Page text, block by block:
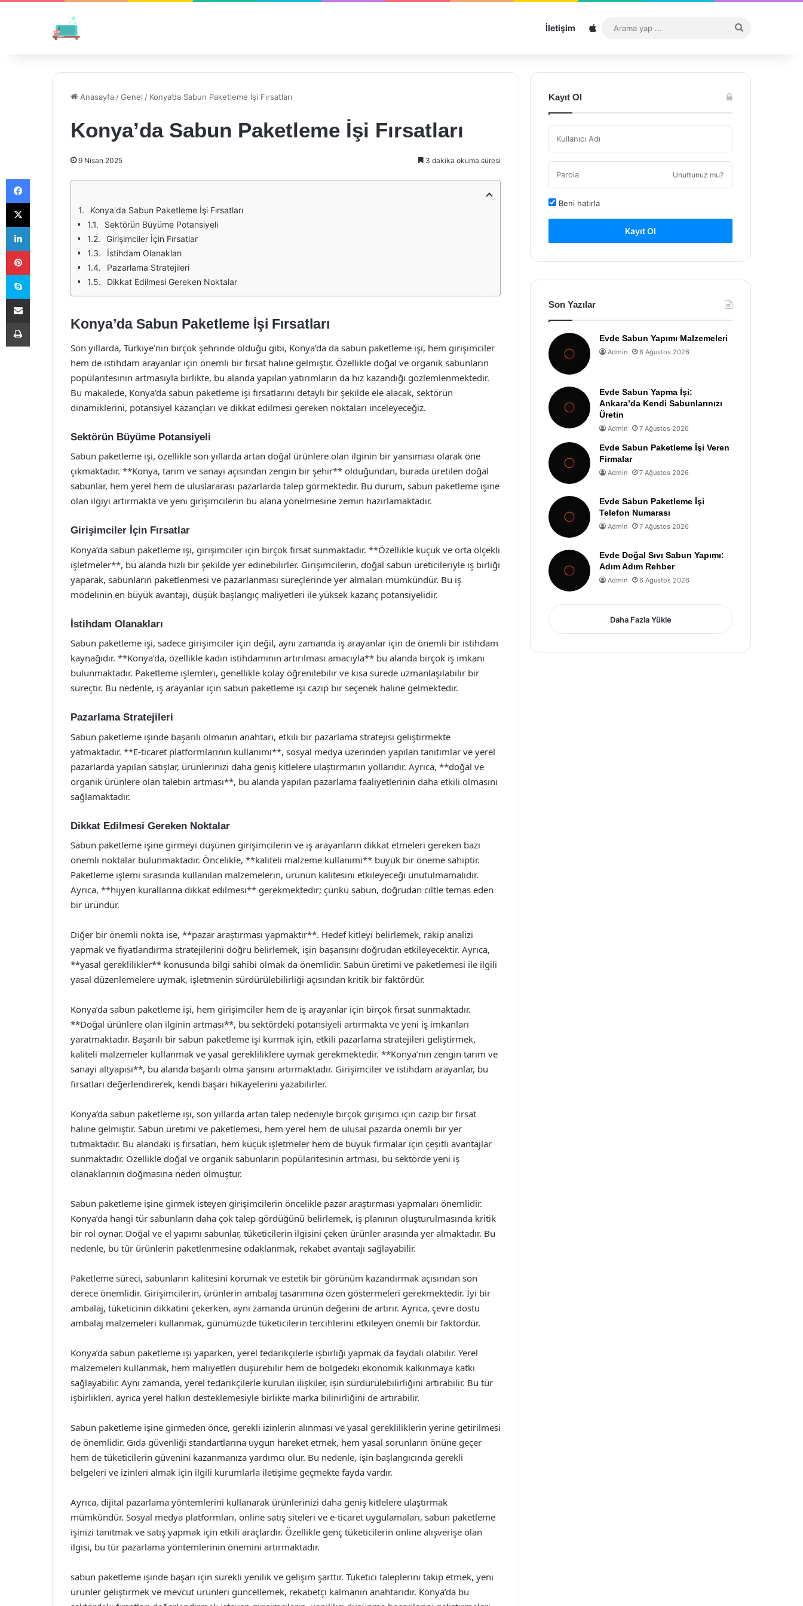
İletişim Sitemap
...
Anasayfa /Genel / Konya’da Sabun Paketleme İşi Fırsatları
Konya’da Sabun Paketleme İşi Fırsatları
9 Nisan 2025 3 dakika okuma süresi
Konya'da Sabun Paketleme İşi Fırsatları
Sektörün Büyüme Potansiyeli
Girişimciler İçin Fırsatlar
İstihdam Olanakları
Pazarlama Stratejileri
Dikkat Edilmesi Gereken Noktalar
Konya’da Sabun Paketleme İşi Fırsatları
Son yıllarda, Türkiye’nin birçok şehrinde olduğu gibi, Konya’da da sabun paketleme işi, hem girişimciler
hem de istihdam arayanlar için önemli bir fırsat haline gelmiştir. Özellikle doğal ve organik sabunların
popülaritesinin artmasıyla birlikte, bu alanda yapılan yatırımların da hız kazandığı gözlemlenmektedir.
Bu makalede, Konya’da sabun paketleme işi fırsatlarını detaylı bir şekilde ele alacak, sektörün
dinamiklerini, potansiyel kazançları ve dikkat edilmesi gereken noktaları inceleyeceğiz.
Sektörün Büyüme Potansiyeli
Sabun paketleme işi, özellikle son yıllarda artan doğal ürünlere olan ilginin bir yansıması olarak öne
çıkmaktadır. **Konya, tarım ve sanayi açısından zengin bir şehir** olduğundan, burada üretilen doğal
sabunlar, hem yerel hem de uluslararası pazarlarda talep görmektedir. Bu durum, sabun paketleme işine
olan ilgiyi artırmakta ve yeni girişimcilerin bu alana yönelmesine zemin hazırlamaktadır.
Girişimciler İçin Fırsatlar
Konya’da sabun paketleme işi, girişimciler için birçok fırsat sunmaktadır. **Özellikle küçük ve orta ölçekli
işletmeler**, bu alanda hızlı bir şekilde yer edinebilirler. Girişimcilerin, doğal sabun üreticileriyle iş birliği
yaparak, sabunların paketlenmesi ve pazarlanması süreçlerinde yer almaları mümkündür. Bu iş
modelinin en büyük avantajı, düşük başlangıç maliyetleri ile yüksek kazanç potansiyelidir.
İstihdam Olanakları
Sabun paketleme işi, sadece girişimciler için değil, aynı zamanda iş arayanlar için de önemli bir istihdam
kaynağıdır. **Konya’da, özellikle kadın istihdamının artırılması amacıyla** bu alanda birçok iş imkanı
bulunmaktadır. Paketleme işlemleri, genellikle kolay öğrenilebilir ve kısa sürede uzmanlaşılabilir bir
süreçtir. Bu nedenle, iş arayanlar için sabun paketleme işi cazip bir seçenek haline gelmektedir.
Pazarlama Stratejileri
Sabun paketleme işinde başarılı olmanın anahtarı, etkili bir pazarlama stratejisi geliştirmekte
yatmaktadır. **E-ticaret platformlarının kullanımı**, sosyal medya üzerinden yapılan tanıtımlar ve yerel
pazarlarda yapılan satışlar, ürünlerinizi daha geniş kitlelere ulaştırmanın yollarıdır. Ayrıca, **doğal ve
organik ürünlere olan talebin artması**, bu alanda yapılan pazarlama faaliyetlerinin daha etkili olmasını
sağlamaktadır.
Dikkat Edilmesi Gereken Noktalar
Sabun paketleme işine girmeyi düşünen girişimcilerin ve iş arayanların dikkat etmeleri gereken bazı
önemli noktalar bulunmaktadır. Öncelikle, **kaliteli malzeme kullanımı** büyük bir öneme sahiptir.
Paketleme işlemi sırasında kullanılan malzemelerin, ürünün kalitesini etkileyeceği unutulmamalıdır.
Ayrıca, **hijyen kurallarına dikkat edilmesi** gerekmektedir; çünkü sabun, doğrudan ciltle temas eden
bir üründür.
Diğer bir önemli nokta ise, **pazar araştırması yapmaktır**. Hedef kitleyi belirlemek, rakip analizi
yapmak ve fiyatlandırma stratejilerini doğru belirlemek, işin başarısını doğrudan etkileyecektir. Ayrıca,
**yasal gereklilikler** konusunda bilgi sahibi olmak da önemlidir. Sabun üretimi ve paketlemesi ile ilgili
yasal düzenlemelere uymak, işletmenin sürdürülebilirliği açısından kritik bir faktördür.
Konya’da sabun paketleme işi, hem girişimciler hem de iş arayanlar için birçok fırsat sunmaktadır.
**Doğal ürünlere olan ilginin artması**, bu sektördeki potansiyeli artırmakta ve yeni iş imkanları
yaratmaktadır. Başarılı bir sabun paketleme işi kurmak için, etkili pazarlama stratejileri geliştirmek,
kaliteli malzemeler kullanmak ve yasal gerekliliklere uymak gerekmektedir. **Konya’nın zengin tarım ve
sanayi altyapısı**, bu alanda başarılı olma şansını artırmaktadır. Girişimciler ve istihdam arayanlar, bu
fırsatları değerlendirerek, kendi başarı hikayelerini yazabilirler.
Konya’da sabun paketleme işi, son yıllarda artan talep nedeniyle birçok girişimci için cazip bir fırsat
haline gelmiştir. Sabun üretimi ve paketlemesi, hem yerel hem de ulusal pazarda önemli bir yer
tutmaktadır. Bu alandaki iş fırsatları, hem küçük işletmeler hem de büyük firmalar için çeşitli avantajlar
sunmaktadır. Özellikle doğal ve organik sabunların popülaritesinin artması, bu sektörde yeni iş
olanaklarının doğmasına neden olmuştur.
Sabun paketleme işine girmek isteyen girişimcilerin öncelikle pazar araştırması yapmaları önemlidir.
Konya’da hangi tür sabunların daha çok talep gördüğünü belirlemek, iş planının oluşturulmasında kritik
bir rol oynar. Doğal ve el yapımı sabunlar, tüketicilerin ilgisini çeken ürünler arasında yer almaktadır. Bu
nedenle, bu tür ürünlerin paketlenmesine odaklanmak, rekabet avantajı sağlayabilir.
Paketleme süreci, sabunların kalitesini korumak ve estetik bir görünüm kazandırmak açısından son
derece önemlidir. Girişimcilerin, ürünlerin ambalaj tasarımına özen göstermeleri gerekmektedir. İyi bir
ambalaj, tüketicinin dikkatini çekerken, aynı zamanda ürünün değerini de artırır. Ayrıca, çevre dostu
ambalaj malzemeleri kullanmak, günümüzde tüketicilerin tercihlerini etkileyen önemli bir faktördür.
Konya’da sabun paketleme işi yaparken, yerel tedarikçilerle işbirliği yapmak da faydalı olabilir. Yerel
malzemeleri kullanmak, hem maliyetleri düşürebilir hem de bölgedeki ekonomik kalkınmaya katkı
sağlayabilir. Aynı zamanda, yerel tedarikçilerle kurulan ilişkiler, işin sürdürülebilirliğini artırabilir. Bu tür
işbirlikleri, ayrıca yerel halkın desteklemesiyle birlikte marka bilinirliğini de artırabilir.
Sabun paketleme işine girmeden önce, gerekli izinlerin alınması ve yasal gerekliliklerin yerine getirilmesi
de önemlidir. Gıda güvenliği standartlarına uygun hareket etmek, hem yasal sorunların önüne geçer
hem de tüketicilerin güvenini kazanmanıza yardımcı olur. Bu nedenle, işin başlangıcında gerekli
belgeleri ve izinleri almak için ilgili kurumlarla iletişime geçmekte fayda vardır.
Ayrıca, dijital pazarlama yöntemlerini kullanarak ürünlerinizi daha geniş kitlelere ulaştırmak
mümkündür. Sosyal medya platformları, online satış siteleri ve e-ticaret uygulamaları, sabun paketleme
işinizi tanıtmak ve satış yapmak için etkili araçlardır. Özellikle genç tüketicilerin online alışverişe olan
ilgisi, bu tür pazarlama yöntemlerinin önemini artırmaktadır.
sabun paketleme işinde başarı için sürekli yenilik ve gelişim şarttır. Tüketici taleplerini takip etmek, yeni
ürünler geliştirmek ve mevcut ürünleri güncellemek, rekabetçi kalmanın anahtarıdır. Konya’da bu
Kayıt Ol
Unuttunuz mu?
Beni hatırla
Kayıt Ol
Son Yazılar
Evde Sabun Yapımı Malzemeleri
Admin 8 Ağustos 2026
Evde Sabun Yapma İşi:
Ankara’da Kendi Sabunlarınızı
Üretin
Admin 7 Ağustos 2026
Evde Sabun Paketleme İşi Veren
Firmalar
Admin 7 Ağustos 2026
Evde Sabun Paketleme İşi
Telefon Numarası
Admin 7 Ağustos 2026
Evde Doğal Sıvı Sabun Yapımı:
Adım Adım Rehber
Admin 6 Ağustos 2026
Daha Fazla Yükle
Facebook
X
LinkedIn
Pinterest
Skype
E-Posta ile paylaş